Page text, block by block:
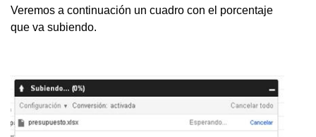
Veremos a continuación un cuadro con el porcentaje
que va subiendo.